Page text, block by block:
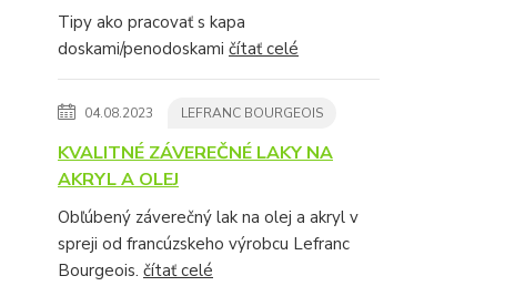
Tipy ako pracovať s kapa
doskami/penodoskami čítať celé
04.08.2023 LEFRANC BOURGEOIS
KVALITNÉ ZÁVEREČNÉ LAKY NA
AKRYL A OLEJ
Obľúbený záverečný lak na olej a akryl v
spreji od francúzskeho výrobcu Lefranc
Bourgeois. čítať celé